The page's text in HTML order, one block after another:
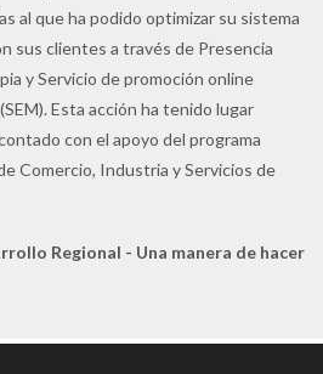
al que ha podido optimizar su sistema
sus clientes a través de Presencia
y Servicio de promoción online
Esta acción ha tenido lugar
con el apoyo del programa
Comercio, Industria y Servicios de
Regional - Una manera de hacer